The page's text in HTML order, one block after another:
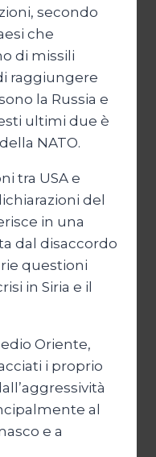
secondo
che
di missili
raggiungere
la Russia e
ultimi due è
NATO.
tra USA e
del
in una
dal disaccordo
questioni
in Siria e il
Oriente,
i proprio
al
e a